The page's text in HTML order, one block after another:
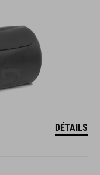
DÉTAILS